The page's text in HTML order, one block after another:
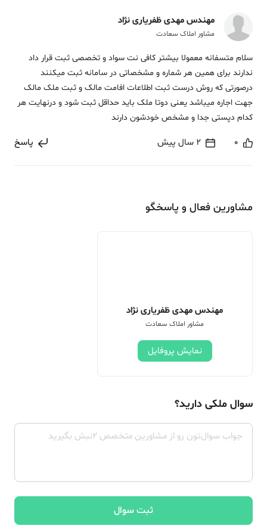
مهندس مهدی ظفریاری نژاد
مشاور املاک سعادت
سلام متسفانه معمولا بیشتر کافی نت سواد و تخصصی ثبت قرار داد
ندارند برای همین هر شماره و مشخصاتی در سامانه ثبت میکنند
درصورتی که روش درست ثبت اطلاعات افامت مالک و ثبت ملک مالک
جهت اجاره میباشد یعنی دوتا ملک باید حداقل ثبت شود و درنهایت هر
کدام دپستی جدا و مشخص خودشون دارند
0 2 سال پیش پاسخ
مشاورین فعال و پاسخگو
مهندس مهدی ظفریاری نژاد
مشاور املاک سعادت
نمایش پروفایل
سوال ملکی دارید؟
ثبت سوال